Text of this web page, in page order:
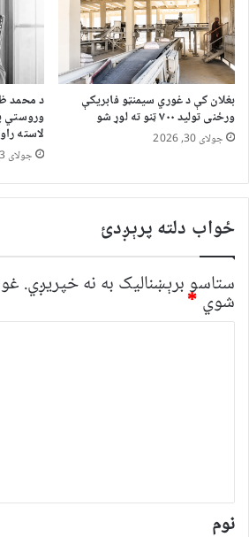
بغلان کې د غوري سیمنټو فابریکې
ورځنی تولید ۷۰۰ ټنو ته لوړ شو
جولای 30, 2026
د محمد
وروستي
لاسته
جولای 23, 2026
ځواب دلته پرېږدئ
ستاسو برېښناليک به نه خپريږي.
شوي *
*
نوم